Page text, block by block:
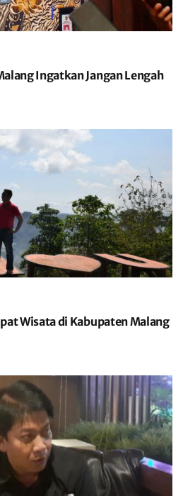
Ingatkan Jangan Lengah
Wisata di Kabupaten Malang